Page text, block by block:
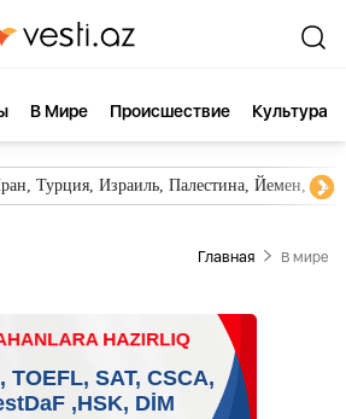
В Мире Происшествие Культура
Турция, Израиль, Палестина, Йемен,
Главная В мире